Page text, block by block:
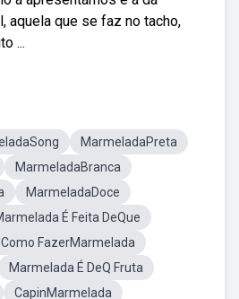
aquela que se faz no tacho,
...
MarmeladaPreta
MarmeladaBranca
MarmeladaDoce
É Feita DeQue
Como FazerMarmelada
Marmelada É DeQ Fruta
CapinMarmelada